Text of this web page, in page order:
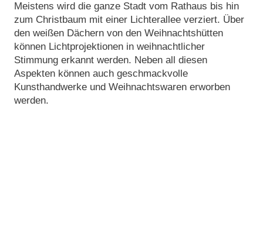
Meistens wird die ganze Stadt vom Rathaus bis hin
zum Christbaum mit einer Lichterallee verziert. Über
den weißen Dächern von den Weihnachtshütten
können Lichtprojektionen in weihnachtlicher
Stimmung erkannt werden. Neben all diesen
Aspekten können auch geschmackvolle
Kunsthandwerke und Weihnachtswaren erworben
werden.